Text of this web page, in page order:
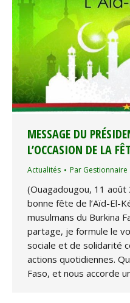
MESSAGE DU
L’OCCASION DE LA
Actualités Par Gestionnaire
(Ouagadougou, 11 août
bonne fête de l’Aïd-El-
musulmans du Burkina
partage, je formule le
sociale et de solidarité
actions quotidiennes.
Faso, et nous accorde